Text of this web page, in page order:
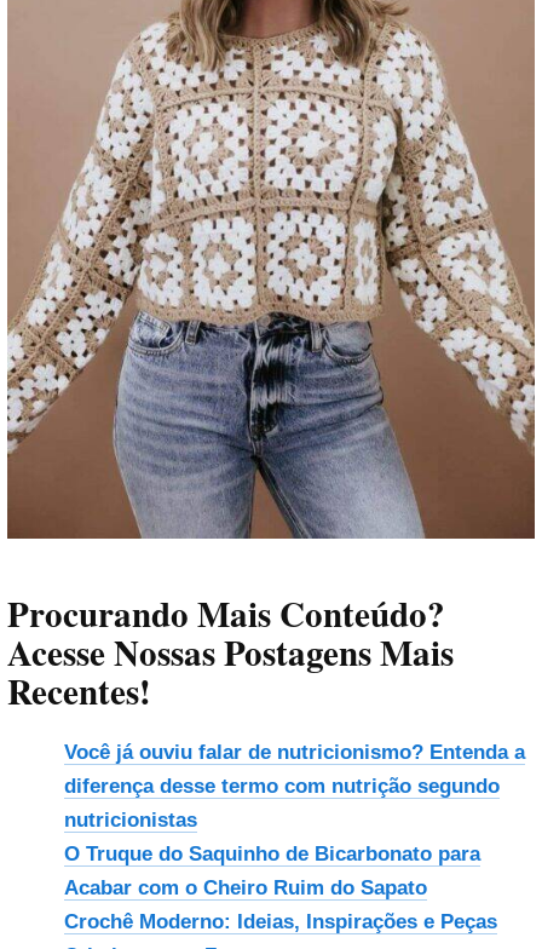
Procurando Mais Conteúdo?
Acesse Nossas Postagens Mais
Recentes!
Você já ouviu falar de nutricionismo? Entenda a
diferença desse termo com nutrição segundo
nutricionistas
O Truque do Saquinho de Bicarbonato para
Acabar com o Cheiro Ruim do Sapato
Crochê Moderno: Ideias, Inspirações e Peças